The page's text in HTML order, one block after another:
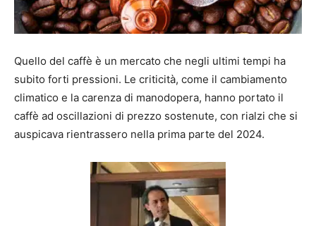
Quello del caffè è un mercato che negli ultimi tempi ha
subito forti pressioni. Le criticità, come il cambiamento
climatico e la carenza di manodopera, hanno portato il
caffè ad oscillazioni di prezzo sostenute, con rialzi che si
auspicava rientrassero nella prima parte del 2024.